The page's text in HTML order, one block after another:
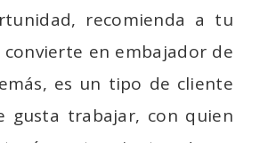
recomienda a tu
convierte en embajador de
es un tipo de cliente
gusta trabajar, con quien